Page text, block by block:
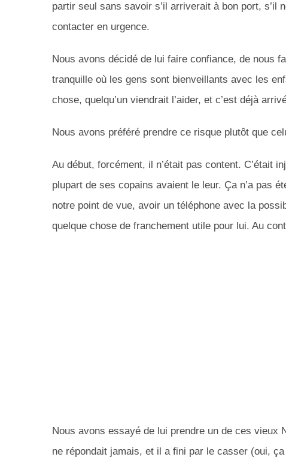
partir seul sans savoir s’il arriverait à bon port, s’il
contacter en urgence.
Nous avons décidé de lui faire confiance, de nous
tranquille où les gens sont bienveillants avec les
chose, quelqu’un viendrait l’aider, et c’est déjà
Nous avons préféré prendre ce risque plutôt que
Au début, forcément, il n’était pas content. C’était
plupart de ses copains avaient le leur. Ça n’a pas
notre point de vue, avoir un téléphone avec la
quelque chose de franchement utile pour lui. Au
Nous avons essayé de lui prendre un de ces vieux
ne répondait jamais, et il a fini par le casser (oui,